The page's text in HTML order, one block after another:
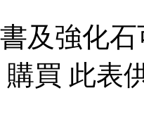
及強化
買 此表